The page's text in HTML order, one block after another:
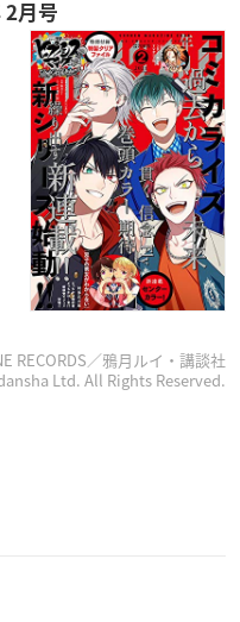
2月号
RECORDS／鴉月ルイ・講談社
Ltd. All Rights Reserved.